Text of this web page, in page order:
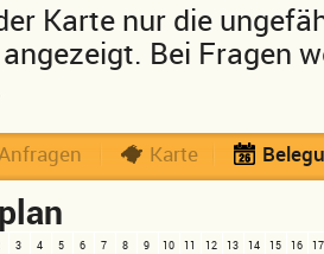
Karte nur die
Bei Fragen
Karte
3 4 5 6 7 8 9 10 11 12 13 14 15 16
17